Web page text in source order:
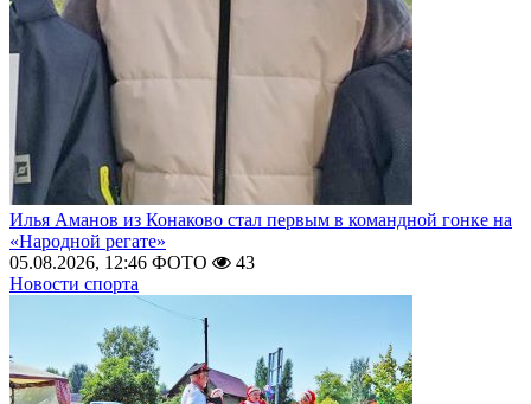
Илья Аманов из Конаково стал первым в командной гонке на
«Народной регате»
05.08.2026, 12:46 ФОТО
43
Новости спорта